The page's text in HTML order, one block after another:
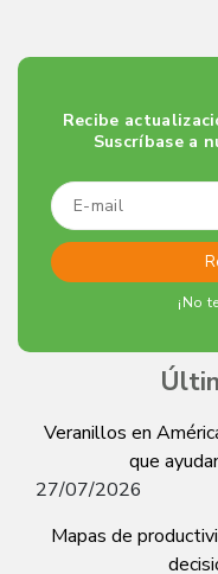
Recibe
Suscríbase a
¡No
Veranillos en
que
27/07/2026
Mapas de